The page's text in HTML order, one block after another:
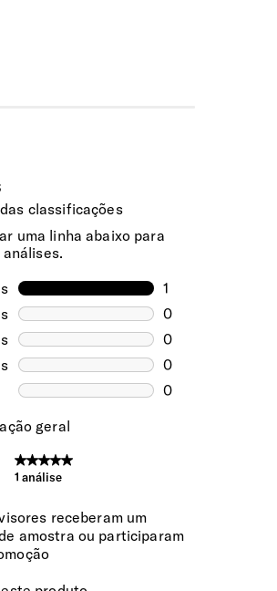
a bordo do avião. Bagagem de
da IATA (consulte sempre
pela companhia aérea).
Um para transportar o
guardar pequenos acessórios, como
ajusta confortavelmente à sua altura.
e lateral para uma melhor